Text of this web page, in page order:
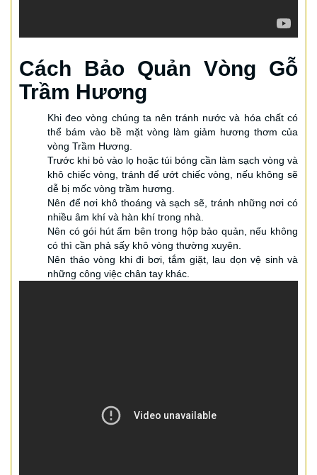
Cách Bảo Quản Vòng Gỗ
Trầm Hương
Khi đeo vòng chúng ta nên tránh nước và hóa chất có
thể bám vào bề mặt vòng làm giảm hương thơm của
vòng Trầm Hương.
Trước khi bỏ vào lọ hoặc túi bóng cần làm sạch vòng và
khô chiếc vòng, tránh để ướt chiếc vòng, nếu không sẽ
dễ bị mốc vòng trầm hương.
Nên để nơi khô thoáng và sạch sẽ, tránh những nơi có
nhiều âm khí và hàn khí trong nhà.
Nên có gói hút ẩm bên trong hộp bảo quản, nếu không
có thì cần phả sấy khô vòng thường xuyên.
Nên tháo vòng khi đi bơi, tắm giặt, lau dọn vệ sinh và
những công việc chân tay khác.